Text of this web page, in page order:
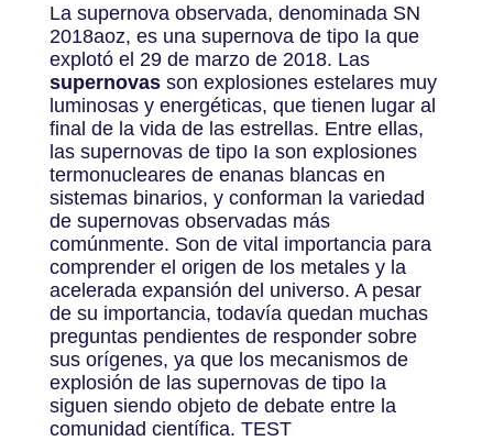
La supernova observada, denominada SN
2018aoz, es una supernova de tipo Ia que
explotó el 29 de marzo de 2018. Las
supernovasson explosiones estelares muy
luminosas y energéticas, que tienen lugar al
final de la vida de las estrellas. Entre ellas,
las supernovas de tipo Ia son explosiones
termonucleares de enanas blancas en
sistemas binarios, y conforman la variedad
de supernovas observadas más
comúnmente. Son de vital importancia para
comprender el origen de los metales y la
acelerada expansión del universo. A pesar
de su importancia, todavía quedan muchas
preguntas pendientes de responder sobre
sus orígenes, ya que los mecanismos de
explosión de las supernovas de tipo Ia
siguen siendo objeto de debate entre la
comunidad científica. TEST